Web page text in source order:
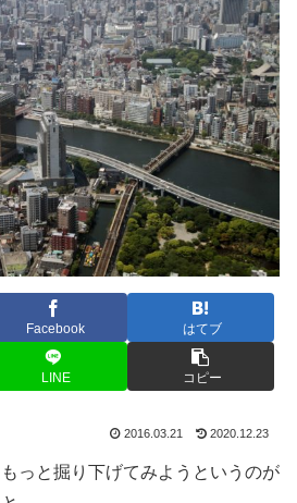
Facebook はてブ
LINE コピー
2016.03.21 2020.12.23
っと掘り下げてみようというのが